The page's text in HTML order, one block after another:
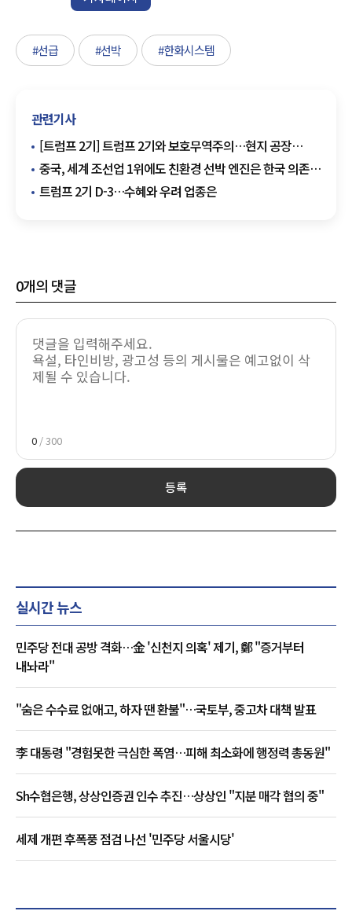
#선급 #선박 #한화시스템
관련기사
[트럼프 2기] 트럼프 2기와 보호무역주의…현지 공장
설립한 한국 기업의 미래는?
중국, 세계 조선업 1위에도 친환경 선박 엔진은 한국 의존
지속
트럼프 2기 D-3…수혜와 우려 업종은
0개의 댓글
0 / 300
등록
실시간 뉴스
민주당 전대 공방 격화…金 '신천지 의혹' 제기, 鄭 "증거부터
내놔라"
"숨은 수수료 없애고, 하자 땐 환불"…국토부, 중고차 대책 발표
李 대통령 "경험못한 극심한 폭염…피해 최소화에 행정력 총동원"
Sh수협은행, 상상인증권 인수 추진…상상인 "지분 매각 협의 중"
세제 개편 후폭풍 점검 나선 '민주당 서울시당'